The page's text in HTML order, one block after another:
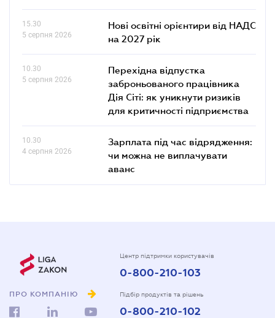
15.30
5 серпня 2026
Нові освітні орієнтири від НАДС
на 2027 рік
10.30
5 серпня 2026
Перехідна відпустка
заброньованого працівника
Дія Сіті: як уникнути ризиків
для критичності підприємства
10.30
4 серпня 2026
Зарплата під час відрядження:
чи можна не виплачувати
аванс
ПРО КОМПАНІЮ
Центр підтримки користувачів
0-800-210-103
Підбір продуктів та рішень
0-800-210-102